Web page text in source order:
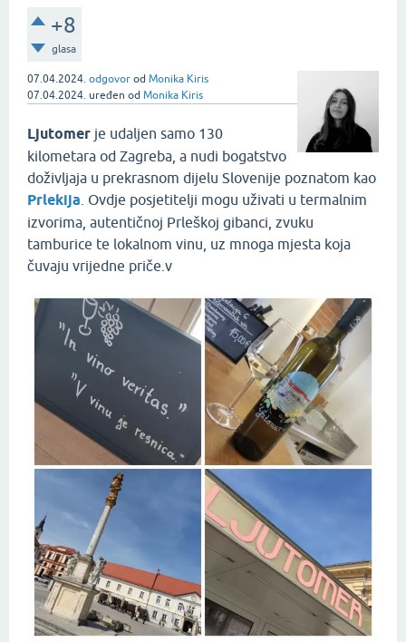
+8
glasa
07.04.2024. odgovor od Monika Kiris
07.04.2024. uređen od Monika Kiris
Ljutomer je udaljen samo 130
kilometara od Zagreba, a nudi bogatstvo
doživljaja u prekrasnom dijelu Slovenije poznatom kao
Prlekija . Ovdje posjetitelji mogu uživati u termalnim
izvorima, autentičnoj Prleškoj gibanci, zvuku
tamburice te lokalnom vinu, uz mnoga mjesta koja
čuvaju vrijedne priče.v